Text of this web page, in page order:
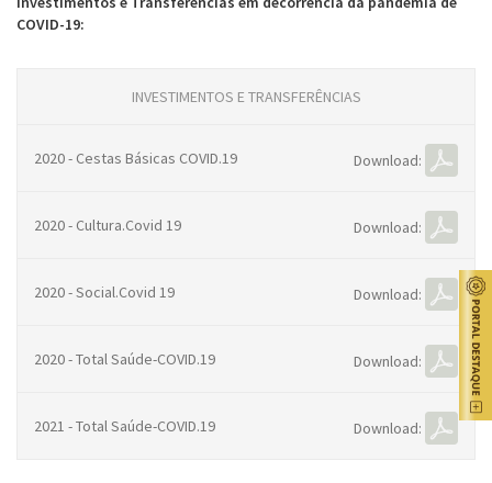
COVID-19:
INVESTIMENTOS E TRANSFERÊNCIAS
2020 - Cestas Básicas COVID.19 Download:
2020 - Cultura.Covid 19 Download:
2020 - Social.Covid 19 Download:
2020 - Total Saúde-COVID.19 Download:
2021 - Total Saúde-COVID.19 Download: